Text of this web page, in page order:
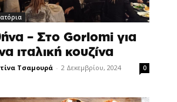
– Στο Gorlomi για
ιταλική κουζίνα
Τσαμουρά - 2 Δεκεμβρίου, 2024 0